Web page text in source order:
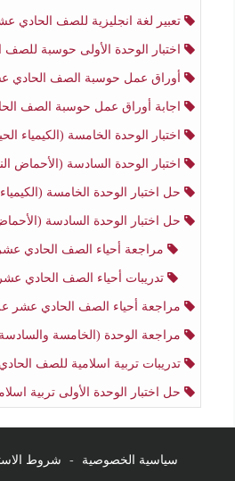
تعبير لغة انجليزية للصف الحادي عشر
اختبار الوحدة الأولى حوسبة للصف الحادي
أوراق عمل حوسبة الصف الحادي عشر
اجابة أوراق عمل حوسبة الصف الحادي عشر
اختبار الوحدة الخامسة (الكيمياء الحيوية - البناء الضوئي)
اختبار الوحدة السادسة (الأحماض النووية والوراثة) أحياء
حل اختبار الوحدة الخامسة (الكيمياء الحيوية - البناء الضوئي)
حل اختبار الوحدة السادسة (الأحماض النووية والوراثة) أحياء
مراجعة أحياء الصف الحادي
تدريبات أحياء الصف الحادي
مراجعة أحياء الصف الحادي عشر
مراجعة الوحدة (الخامسة والسادسة) أحياء الصف
تدريبات تربية اسلامية للصف الحادي عشر
حل اختبار الوحدة الأولى تربية اسلامية للصف
سياسية الخصوصية - شروط